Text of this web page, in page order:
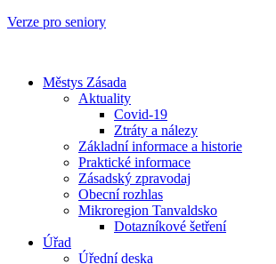
Verze pro seniory
Městys Zásada
Aktuality
Covid-19
Ztráty a nálezy
Základní informace a historie
Praktické informace
Zásadský zpravodaj
Obecní rozhlas
Mikroregion Tanvaldsko
Dotazníkové šetření
Úřad
Úřední deska